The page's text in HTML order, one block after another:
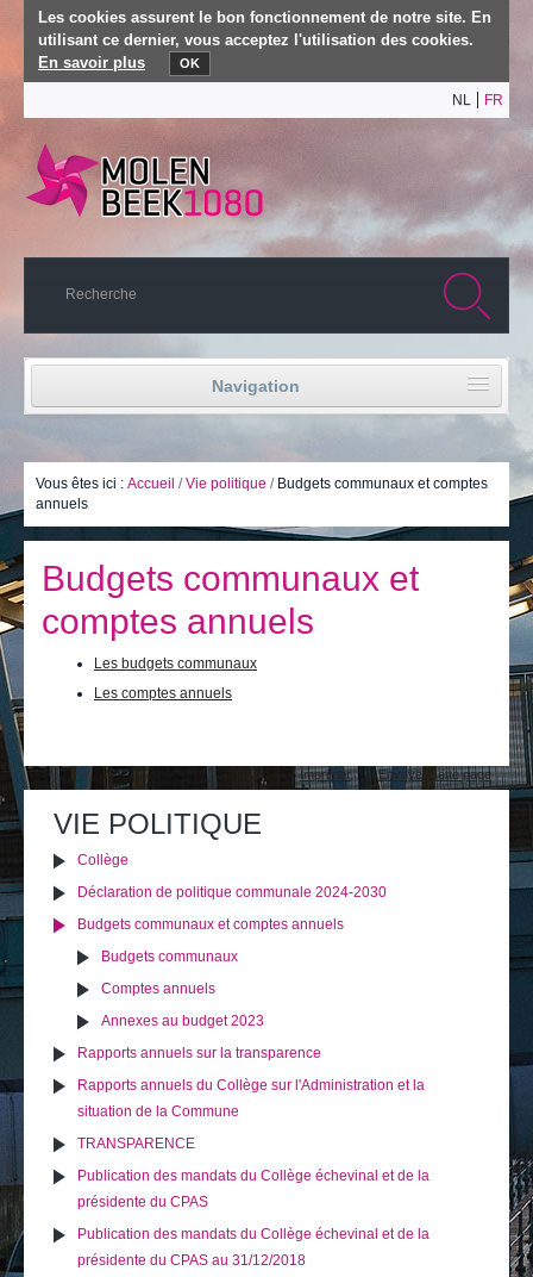
Les cookies assurent le bon fonctionnement de notre site. En
utilisant ce dernier, vous acceptez l'utilisation des cookies.
En savoir plus
OK
NL FR
Navigation
Vie politique
Je vis
Je visite
Publications
Actualités
Actualités
Vous êtes ici : Accueil /Vie politique / Budgets communaux et comptes
annuels
Budgets communaux et
comptes annuels
Les budgets communaux
Les comptes annuels
sur
document
Imprimer Envoyer cette page
VIE POLITIQUE
Collège
Déclaration de politique communale 2024-2030
Budgets communaux et comptes annuels
Budgets communaux
Comptes annuels
Annexes au budget 2023
Rapports annuels sur la transparence
Rapports annuels du Collège sur l'Administration et la
situation de la Commune
TRANSPARENCE
Publication des mandats du Collège échevinal et de la
présidente du CPAS
Publication des mandats du Collège échevinal et de la
présidente du CPAS au 31/12/2018